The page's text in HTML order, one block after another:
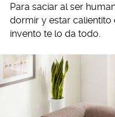
Para saciar al ser
dormir y estar calientito
invento te lo da todo.